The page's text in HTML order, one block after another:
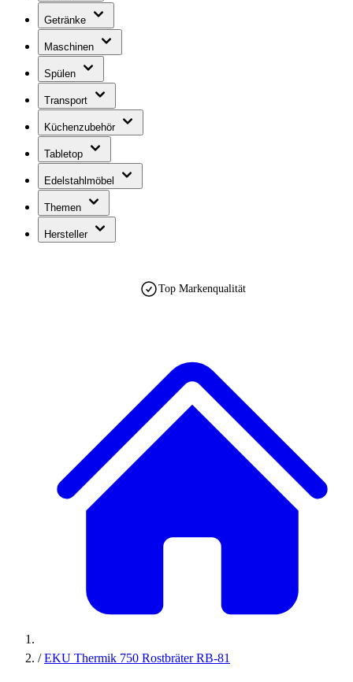
Getränke
Maschinen
Spülen
Transport
Küchenzubehör
Tabletop
Edelstahlmöbel
Themen
Hersteller
Top Markenqualität
/ EKU Thermik 750 Rostbräter RB-81